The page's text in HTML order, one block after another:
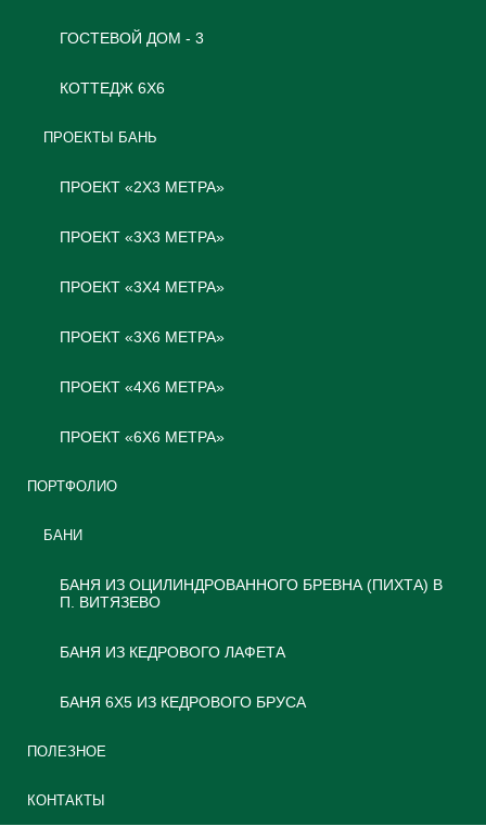
ГОСТЕВОЙ ДОМ - 3
КОТТЕДЖ 6Х6
ПРОЕКТЫ БАНЬ
ПРОЕКТ «2Х3 МЕТРА»
ПРОЕКТ «3Х3 МЕТРА»
ПРОЕКТ «3Х4 МЕТРА»
ПРОЕКТ «3Х6 МЕТРА»
ПРОЕКТ «4Х6 МЕТРА»
ПРОЕКТ «6Х6 МЕТРА»
ПОРТФОЛИО
БАНИ
БАНЯ ИЗ ОЦИЛИНДРОВАННОГО БРЕВНА (ПИХТА) В
П. ВИТЯЗЕВО
БАНЯ ИЗ КЕДРОВОГО ЛАФЕТА
БАНЯ 6Х5 ИЗ КЕДРОВОГО БРУСА
ПОЛЕЗНОЕ
КОНТАКТЫ